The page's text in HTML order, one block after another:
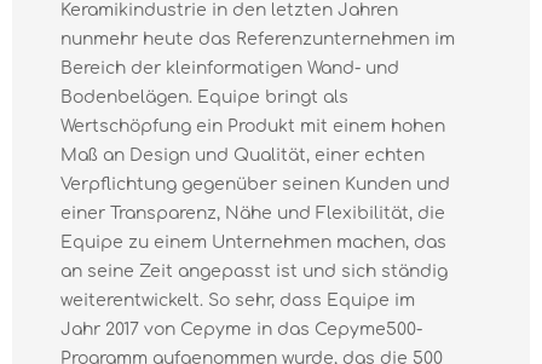
Keramikindustrie in den letzten Jahren
nunmehr heute das Referenzunternehmen im
Bereich der kleinformatigen Wand- und
Bodenbelägen. Equipe bringt als
Wertschöpfung ein Produkt mit einem hohen
Maß an Design und Qualität, einer echten
Verpflichtung gegenüber seinen Kunden und
einer Transparenz, Nähe und Flexibilität, die
Equipe zu einem Unternehmen machen, das
an seine Zeit angepasst ist und sich ständig
weiterentwickelt. So sehr, dass Equipe im
Jahr 2017 von Cepyme in das Cepyme500-
Programm aufgenommen wurde, das die 500